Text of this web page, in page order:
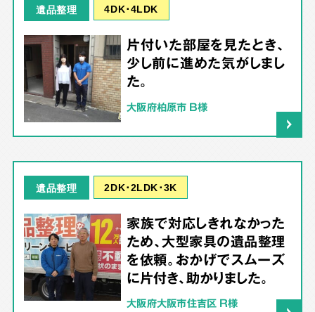
遺品整理 4DK･4LDK
片付いた部屋を見たとき、
少し前に進めた気がしまし
た。
大阪府柏原市 B様
遺品整理 2DK･2LDK･3K
家族で対応しきれなかった
ため、大型家具の遺品整理
を依頼。おかげでスムーズ
に片付き、助かりました。
大阪府大阪市住吉区 R様